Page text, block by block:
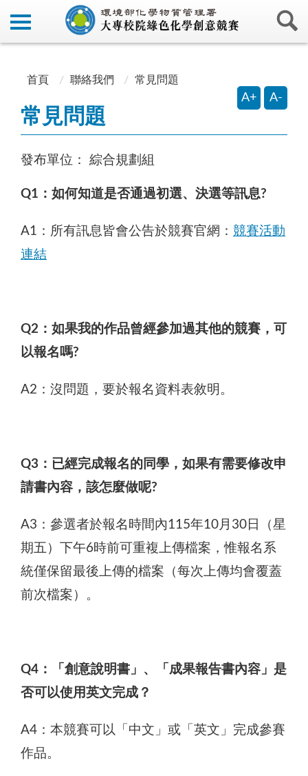
首頁 聯絡我們 常見問題
A+ A-
常見問題
發布單位： 綜合規劃組
Q1 ：如何知道是否通過初選、決選等訊息?
A1：所有訊息皆會公告於競賽官網： 競賽活動
連結
Q2：如果我的作品曾經參加過其他的競賽，可
以報名嗎?
A2：沒問題，要於報名資料表敘明。
Q3：已經完成報名的同學，如果有需要修改申
請書內容，該怎麼做呢?
A3：參選者於報名時間內115年10月30日（星
期五）下午6時前可重複上傳檔案，惟報名系
統僅保留最後上傳的檔案（每次上傳均會覆蓋
前次檔案）。
Q4：「創意說明書」、「成果報告書內容」是
否可以使用英文完成？
A4：本競賽可以「中文」或「英文」完成參賽
作品。